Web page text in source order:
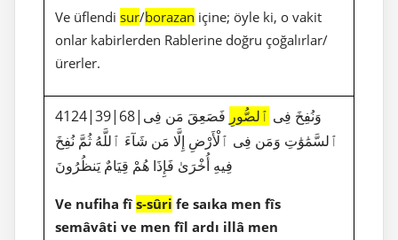
Ve üflendi sur/borazan içine; öyle ki, o vakit
onlar kabirlerden Rablerine doğru çoğalırlar/
ürerler.
4124|39|68|وَنُفِخَ فِى ٱلصُّورِ فَصَعِقَ مَن فِى
ٱلسَّمَٰوَٰتِ وَمَن فِى ٱلْأَرْضِ إِلَّا مَن شَآءَ ٱللَّهُ ثُمَّ نُفِخَ
فِيهِ أُخْرَىٰ فَإِذَا هُمْ قِيَامٌ يَنظُرُونَ
Ve nufiha fîs-sûri fe saıka men fîs
semâvâti ve men fîl ardı illâ men